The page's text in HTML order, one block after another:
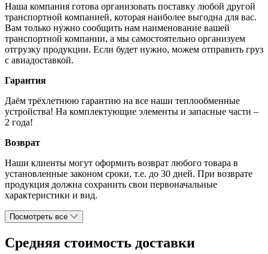
Наша компания готова организовать поставку любой другой
транспортной компанией, которая наиболее выгодна для вас.
Вам только нужно сообщить нам наименование вашей
транспортной компании, а мы самостоятельно организуем
отгрузку продукции. Если будет нужно, можем отправить груз
с авиадоставкой.
Гарантия
Даём трёхлетнюю гарантию на все наши теплообменные
устройства! На комплектующие элементы и запасные части –
2 года!
Возврат
Наши клиенты могут оформить возврат любого товара в
установленные законом сроки, т.е. до 30 дней. При возврате
продукция должна сохранить свои первоначальные
характеристики и вид.
Посмотреть все
Средняя стоимость доставки